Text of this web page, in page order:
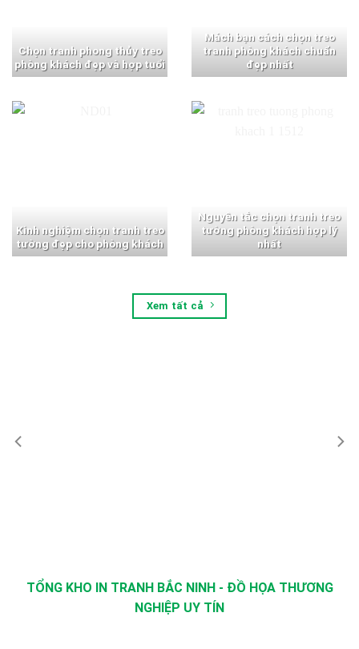
Chọn tranh phong thủy treo
phòng khách đẹp và hợp tuổi
Mách bạn cách chọn treo
tranh phòng khách chuẩn
đẹp nhất
Kinh nghiệm chọn tranh treo
tường đẹp cho phòng khách
Nguyên tắc chọn tranh treo
tường phòng khách hợp lý
nhất
Xem tất cả
TỔNG KHO IN TRANH BẮC NINH - ĐỒ HỌA THƯƠNG
NGHIỆP UY TÍN